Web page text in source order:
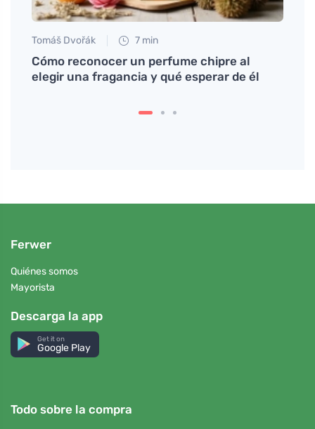
Tomáš Dvořák 7 min
Cómo reconocer un perfume chipre al
elegir una fragancia y qué esperar de él
Ferwer
Quiénes somos
Mayorista
Descarga la app
Get it on
Google Play
Todo sobre la compra